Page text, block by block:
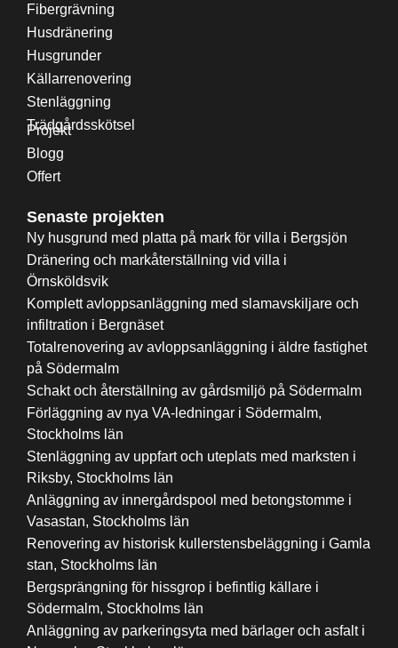
Fibergrävning
Husdränering
Husgrunder
Källarrenovering
Stenläggning
Trädgårdsskötsel
Projekt
Blogg
Offert
Senaste projekten
Ny husgrund med platta på mark för villa i Bergsjön
Dränering och markåterställning vid villa i
Örnsköldsvik
Komplett avloppsanläggning med slamavskiljare och
infiltration i Bergnäset
Totalrenovering av avloppsanläggning i äldre fastighet
på Södermalm
Schakt och återställning av gårdsmiljö på Södermalm
Förläggning av nya VA-ledningar i Södermalm,
Stockholms län
Stenläggning av uppfart och uteplats med marksten i
Riksby, Stockholms län
Anläggning av innergårdspool med betongstomme i
Vasastan, Stockholms län
Renovering av historisk kullerstensbeläggning i Gamla
stan, Stockholms län
Bergsprängning för hissgrop i befintlig källare i
Södermalm, Stockholms län
Anläggning av parkeringsyta med bärlager och asfalt i